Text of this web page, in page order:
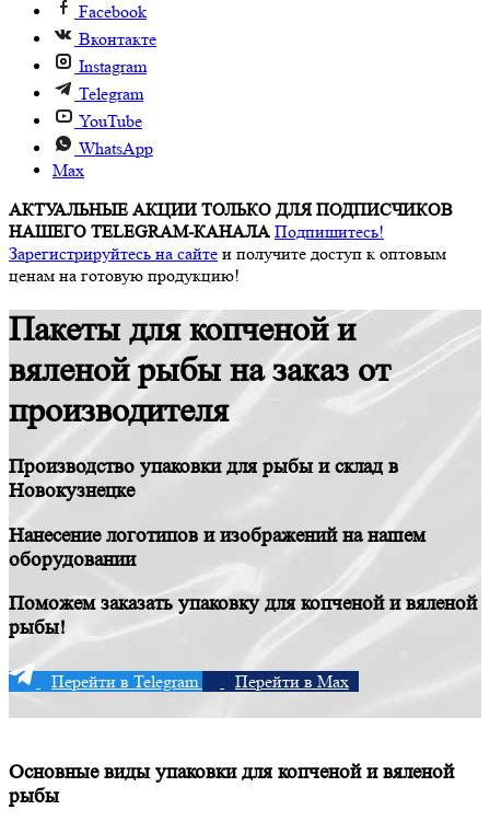
Facebook
Вконтакте
Instagram
Telegram
YouTube
WhatsApp
Max
АКТУАЛЬНЫЕ АКЦИИ ТОЛЬКО ДЛЯ ПОДПИСЧИКОВ
НАШЕГО TELEGRAM-КАНАЛА Подпишитесь!
Зарегистрируйтесь на сайте и получите доступ к оптовым
ценам на готовую продукцию!
Пакеты для копченой и
вяленой рыбы на заказ от
производителя
Производство упаковки для рыбы и склад в
Новокузнецке
Нанесение логотипов и изображений на нашем
оборудовании
Поможем заказать упаковку для копченой и вяленой
рыбы!
Перейти в Telegram Перейти в Max
Основные виды упаковки для копченой и вяленой
рыбы